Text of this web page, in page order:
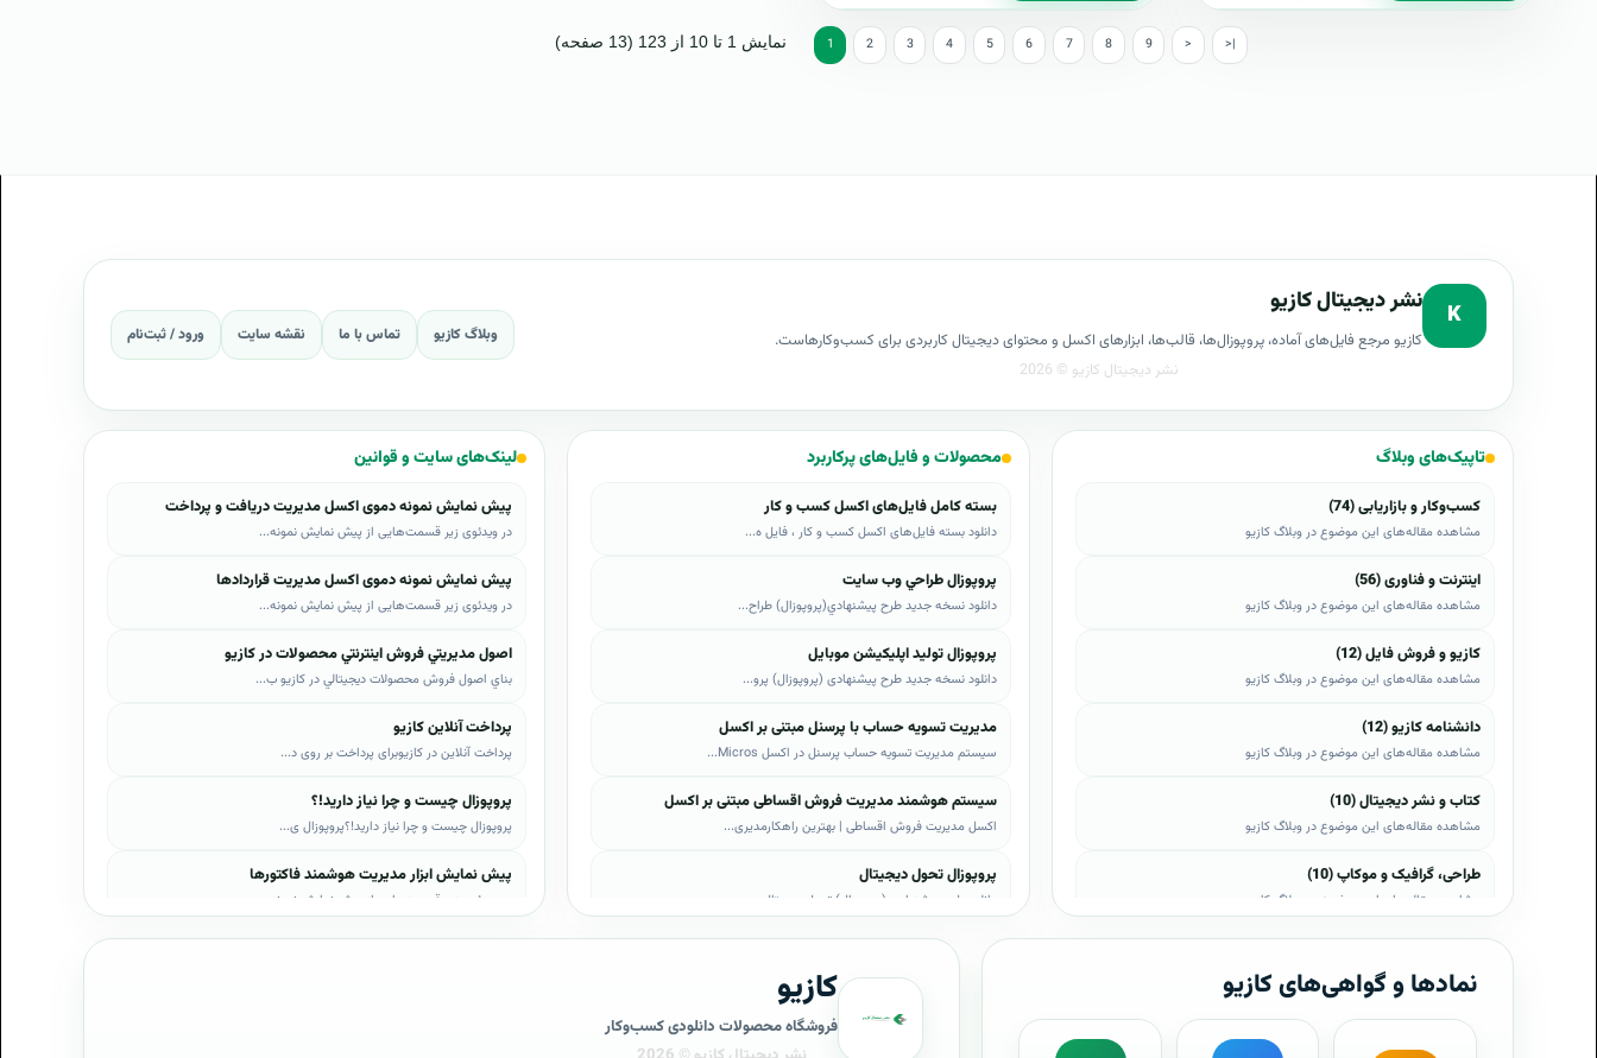
1 2 3 4 5 6 7 8 9 > >| نمایش 1 تا 10 از 123 (13 صفحه)
K نشر دیجیتال کازیو
کازیو مرجع فایل‌های آماده، پروپوزال‌ها، قالب‌ها، ابزارهای اکسل و محتوای دیجیتال کاربردی برای کسب‌وکارهاست. وبلاگ کازیو تماس با ما نقشه سایت ورود / ثبت‌نام
تاپیک‌های وبلاگ
کسب‌وکار و بازاریابی (74)
مشاهده مقاله‌های این موضوع در وبلاگ کازیو
اینترنت و فناوری (56)
مشاهده مقاله‌های این موضوع در وبلاگ کازیو
کازیو و فروش فایل (12)
مشاهده مقاله‌های این موضوع در وبلاگ کازیو
دانشنامه کازیو (12)
مشاهده مقاله‌های این موضوع در وبلاگ کازیو
کتاب و نشر دیجیتال (10)
مشاهده مقاله‌های این موضوع در وبلاگ کازیو
طراحی، گرافیک و موکاپ (10)
مشاهده مقاله‌های این موضوع در وبلاگ کازیو
مشاهده مقاله‌های این موضوع در وبلاگ کازیو
موبایل و اندروید (6)
مشاهده مقاله‌های این موضوع در وبلاگ کازیو
محصولات و فایل‌های پرکاربرد
بسته کامل فایل‌های اکسل کسب و کار
دانلود بسته فایل‌های اکسل کسب و کار ، فایل ه...
پروپوزال طراحي وب سايت
دانلود نسخه جدید طرح پيشنهادي(پروپوزال) طراح...
پروپوزال تولید اپلیکیشن موبایل
دانلود نسخه جدید طرح پیشنهادی (پروپوزال) پرو...
مدیریت تسویه حساب با پرسنل مبتنی بر اکسل
سیستم مدیریت تسویه حساب پرسنل در اکسل Micros...
سیستم هوشمند مدیریت فروش اقساطی مبتنی بر اکسل
اکسل مدیریت فروش اقساطی | بهترین راهکارمدیری...
پروپوزال تحول دیجیتال
دانلود طرح پیشنهادی (پروپوزال) تحول دیجیتال،...
پروپوزال AI
دانلود طرح پيشنهادي(پروپوزال) هوش مصنوعی (AI...
پروپوزال بیزاجی
دانلود طرح پيشنهادي(پروپوزال) بیزاجی، لایه ب...
لینک‌های سایت و قوانین
پیش نمایش نمونه دموی اکسل مدیریت دریافت و پرداخت
در ویدئوی زیر قسمت‌هایی از پیش نمایش نمونه...
پیش نمایش نمونه دموی اکسل مدیریت قراردادها
در ویدئوی زیر قسمت‌هایی از پیش نمایش نمونه...
اصول مديريتي فروش اينترنتي محصولات در کازيو
بناي اصول فروش محصولات ديجيتالي در کازيو ب...
پرداخت آنلاین کازیو
پرداخت آنلاین در کازیوبرای پرداخت بر روی د...
پروپوزال چیست و چرا نیاز دارید!؟
پروپوزال چیست و چرا نیاز دارید!؟پروپوزال ی...
پیش نمایش ابزار مدیریت هوشمند فاکتورها
در ویدئوی زیر قسمت‌هایی از پیش نمایش نمونه...
نمادها و گواهی‌های کازیو کازیو
فروشگاه محصولات دانلودی کسب‌وکار